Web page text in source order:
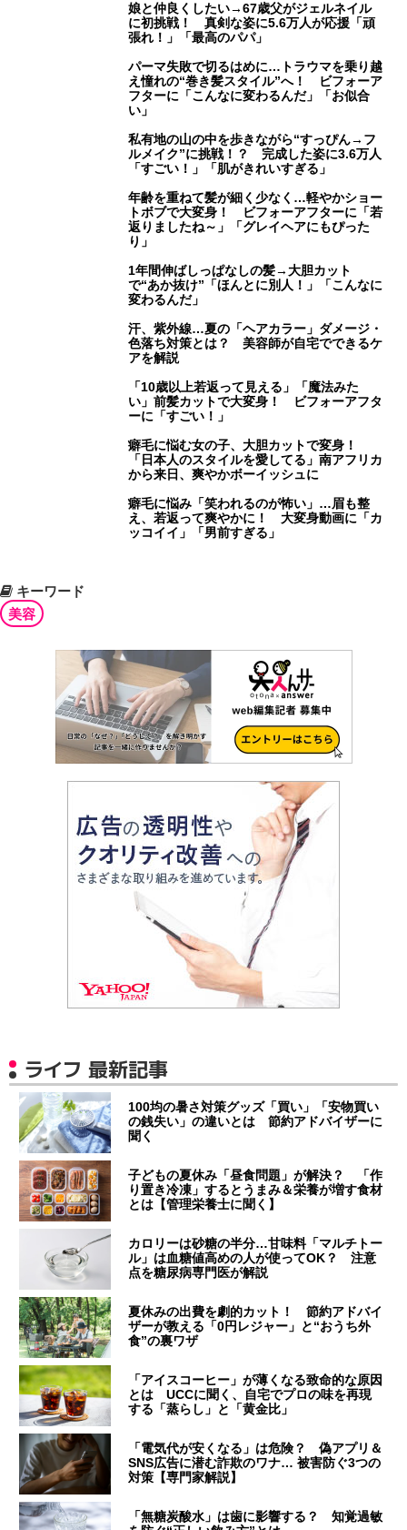
娘と仲良くしたい→67歳父がジェルネイル
に初挑戦！ 真剣な姿に5.6万人が応援「頑
張れ！」「最高のパパ」
パーマ失敗で切るはめに…トラウマを乗り越
え憧れの“巻き髪スタイル”へ！ ビフォーア
フターに「こんなに変わるんだ」「お似合
い」
私有地の山の中を歩きながら“すっぴん→フ
ルメイク”に挑戦！？ 完成した姿に3.6万人
「すごい！」「肌がきれいすぎる」
年齢を重ねて髪が細く少なく…軽やかショー
トボブで大変身！ ビフォーアフターに「若
返りましたね～」「グレイヘアにもぴった
り」
1年間伸ばしっぱなしの髪→大胆カット
で“あか抜け”「ほんとに別人！」「こんなに
変わるんだ」
汗、紫外線…夏の「ヘアカラー」ダメージ・
色落ち対策とは？ 美容師が自宅でできるケ
アを解説
「10歳以上若返って見える」「魔法みた
い」前髪カットで大変身！ ビフォーアフタ
ーに「すごい！」
癖毛に悩む女の子、大胆カットで変身！
「日本人のスタイルを愛してる」南アフリカ
から来日、爽やかボーイッシュに
癖毛に悩み「笑われるのが怖い」…眉も整
え、若返って爽やかに！ 大変身動画に「カ
ッコイイ」「男前すぎる」
キーワード
美容
ライフ 最新記事
100均の暑さ対策グッズ「買い」「安物買い
の銭失い」の違いとは 節約アドバイザーに
聞く
子どもの夏休み「昼食問題」が解決？ 「作
り置き冷凍」するとうまみ＆栄養が増す食材
とは【管理栄養士に聞く】
カロリーは砂糖の半分…甘味料「マルチトー
ル」は血糖値高めの人が使ってOK？ 注意
点を糖尿病専門医が解説
夏休みの出費を劇的カット！ 節約アドバイ
ザーが教える「0円レジャー」と“おうち外
食”の裏ワザ
「アイスコーヒー」が薄くなる致命的な原因
とは UCCに聞く、自宅でプロの味を再現
する「蒸らし」と「黄金比」
「電気代が安くなる」は危険？ 偽アプリ＆
SNS広告に潜む詐欺のワナ… 被害防ぐ3つの
対策【専門家解説】
「無糖炭酸水」は歯に影響する？ 知覚過敏